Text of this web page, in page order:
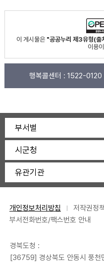
이 게시물은 "공공누리 제3유형(출
이용
행복콜센터 : 1522-0120
부서별
시군청
유관기관
개인정보처리방침 저작권정
부서전화번호/팩스번호 안내
경북도청 :
[36759] 경상북도 안동시 풍천